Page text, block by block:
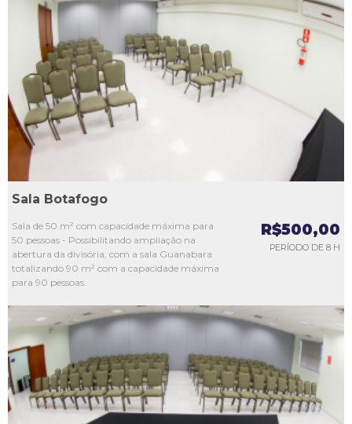
L1
L2
L3
L4
Sala Botafogo
Sala de 50 m² com capacidade máxima para
50 pessoas - Possibilitando ampliação na
abertura da divisória, com a sala Guanabara
totalizando 90 m² com a capacidade máxima
para 90 pessoas.
R$500,00
PERÍODO DE 8 H
L2
L3
L4